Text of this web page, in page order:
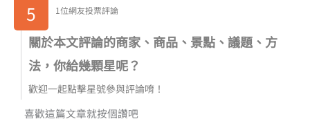
5
1位網友投票評論
關於本文評論的商家、商品、景點、議題、方
法，你給幾顆星呢？
歡迎一起點擊星號參與評論唷！
喜歡這篇文章就按個讚吧